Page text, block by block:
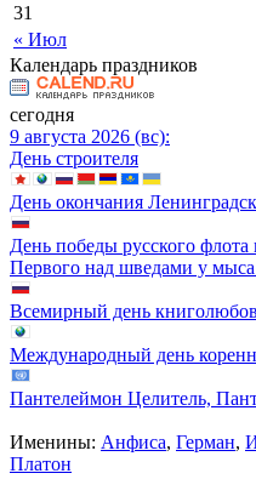
« Июл
31
Календарь праздников
сегодня
9 августа 2026 (вс):
День строителя
День окончания
День победы русского
Первого над шведами у мыса
Всемирный день книголюбов
Международный день
Пантелеймон Целитель,
Именины: Анфиса, Герман,
Платон